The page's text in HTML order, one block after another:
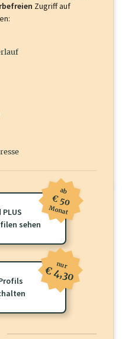
PLUS Inhalte
Sie dieses Profil frei
zu sehen.
Zugriff auf
sehen
ab
€ 50
Monat
nur
€ 4,30